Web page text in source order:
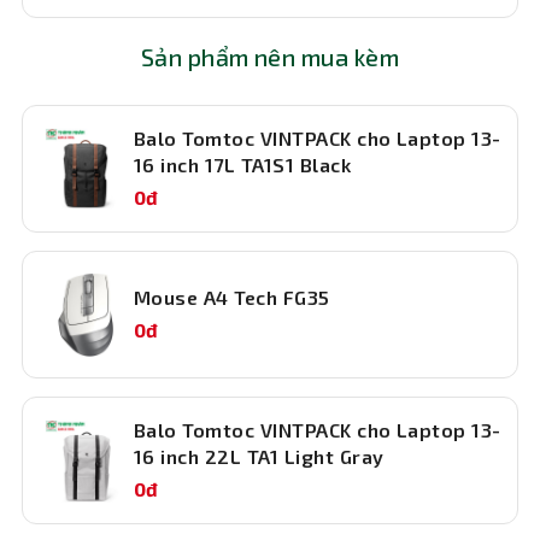
nối, bao gồm cổng USB Type-C 10Gbps, USB Type-A
nhiều thiết bị ngoại vi một cách dễ dàng.
Laptop hp pavilion i5 được trang bị Wi-Fi 6 (2x2) giúp bạn
trải nghiệm kết nối internet nhanh chóng và ổn định.
Hệ thống âm thanh sống động
Sản phẩm nên mua kèm
Balo Tomtoc VINTPACK cho Laptop 13-
16 inch 17L TA1S1 Black
0đ
Mouse A4 Tech FG35
0đ
Balo Tomtoc VINTPACK cho Laptop 13-
16 inch 22L TA1 Light Gray
0đ